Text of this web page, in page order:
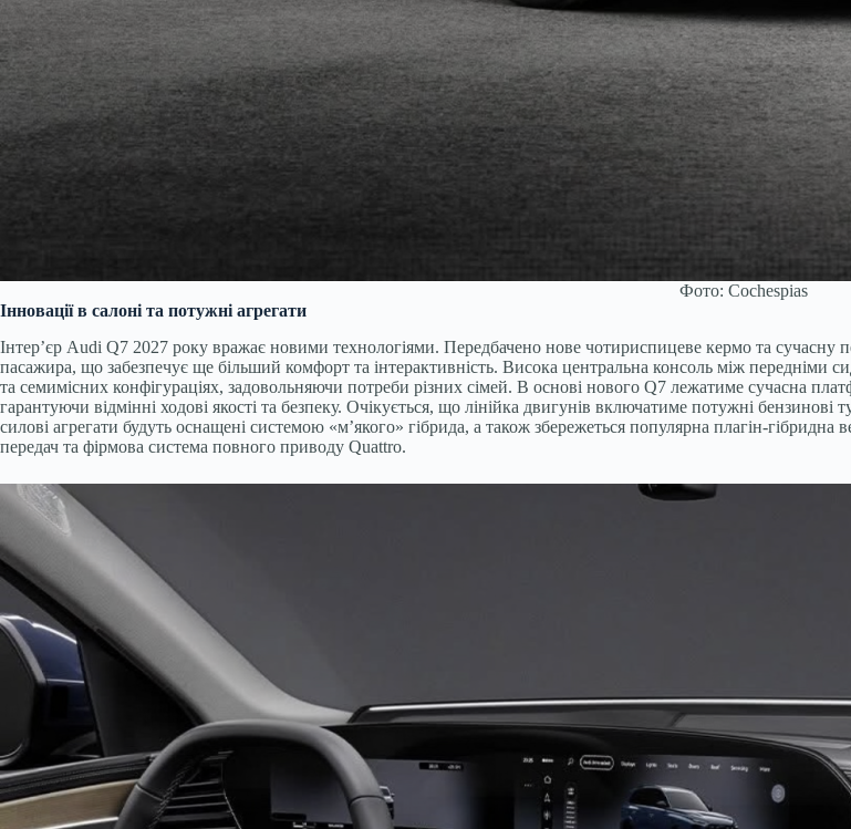
Фото: Cochespias
Інновації в салоні та потужні агрегати
Інтер’єр Audi Q7 2027 року вражає новими технологіями. Передбачено нове чотириспицеве кермо та
пасажира, що забезпечує ще більший комфорт та інтерактивність. Висока центральна консоль між передніми
та семимісних конфігураціях, задовольняючи потреби різних сімей. В основі нового Q7 лежатиме сучасна
гарантуючи відмінні ходові якості та безпеку. Очікується, що лінійка двигунів включатиме потужні
силові агрегати будуть оснащені системою «м’якого» гібрида, а також збережеться популярна плагін-
передач та фірмова система повного приводу Quattro.